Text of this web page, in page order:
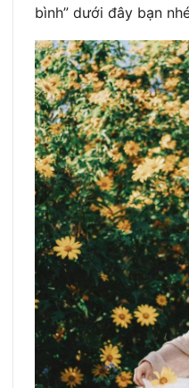
bình” dưới đây bạn